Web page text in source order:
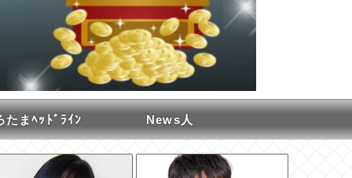
たまﾍｯﾄﾞﾗｲﾝ News人